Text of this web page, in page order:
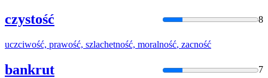
czystość 8
uczciwość, prawość, szlachetność, moralność, zacność
bankrut 7